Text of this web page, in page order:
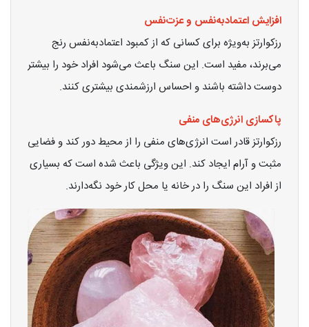
افزایش اعتمادبه‌نفس و عزت‌نفس
رزکوارتز به‌ویژه برای کسانی که از کمبود اعتمادبه‌نفس رنج
می‌برند، مفید است. این سنگ باعث می‌شود افراد خود را بیشتر
دوست داشته باشند و احساس ارزشمندی بیشتری کنند.
پاکسازی انرژی‌های منفی
رزکوارتز قادر است انرژی‌های منفی را از محیط دور کند و فضایی
مثبت و آرام ایجاد کند. این ویژگی باعث شده است که بسیاری
از افراد این سنگ را در خانه یا محل کار خود نگه‌دارند.